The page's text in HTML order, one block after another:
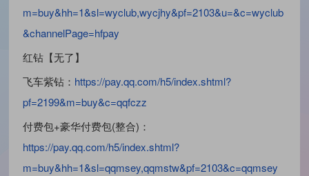
m=buy&hh=1&sl=wyclub,wycjhy&pf=2103&u=&c=wyclub
&channelPage=hfpay
红钻【无了】
飞车紫钻： https://pay.qq.com/h5/index.shtml?
pf=2199&m=buy&c=qqfczz
付费包+豪华付费包(整合)：
https://pay.qq.com/h5/index.shtml?
m=buy&hh=1&sl=qqmsey,qqmstw&pf=2103&c=qqmsey